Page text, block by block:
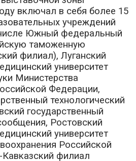
включал в себя более 15
учреждений
Южный федеральный
таможенную
филиал), Луганский
университет
Министерства
Федерации,
технологический
государственный
Ростовский
университет
Российской
филиал